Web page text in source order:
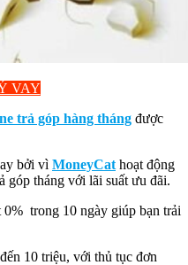
VAY
trả góp hàng tháng được
bởi vì MoneyCat hoạt động
góp tháng với lãi suất ưu đãi.
trong 10 ngày giúp bạn trải
10 triệu, với thủ tục đơn